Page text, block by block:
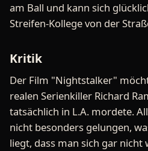
am Ball und kann sich
Streifen-Kollege von der
Kritik
Der Film "Nightstalker"
realen Serienkiller Richard
tatsächlich in L.A. mordete.
nicht besonders gelungen,
liegt, dass man sich gar nicht